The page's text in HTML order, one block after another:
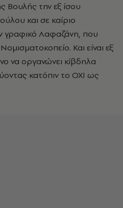
την εξ ίσου
και σε καίριο
γραφικό Λαφαζάνη, που
Και είναι εξ
να οργανώνει κίβδηλα
κατόπιν το ΟΧΙ ως